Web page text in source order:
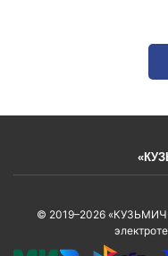
© 2019–2026 «КУЗЬМИЧ